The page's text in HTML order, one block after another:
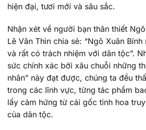
hiện đại, tươi mới và sâu sắc.
Nhận xét về người bạn thân thiết
Lê Văn Thìn chia sẻ: “Ngô Xuân
và rất có trách nhiệm với dân tộc”.
sức chính xác bởi xâu chuỗi những
nhân” này đạt được, chúng ta đều
trong các lĩnh vực, từng tác phẩm
lấy cảm hứng từ cái gốc tinh hoa
của dân tộc.